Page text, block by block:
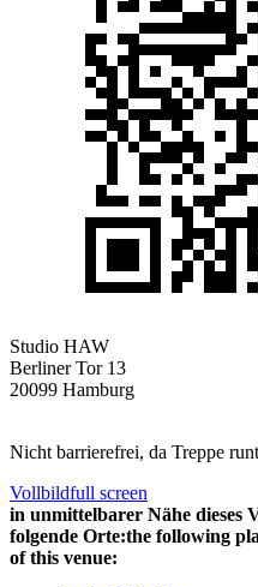
Studio HAW
Berliner Tor 13
20099 Hamburg
Nicht barrierefrei, da Treppe
Vollbildfull screen
in unmittelbarer Nähe dieses
folgende Orte:the following
of this venue: